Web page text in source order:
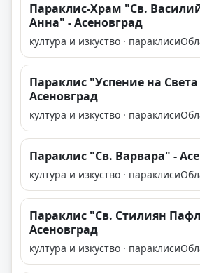
Параклис-Храм "Св.
Анна" - Асеновград
култура и изкуство · параклиси
Параклис "Успение на
Асеновград
култура и изкуство · параклиси
Параклис "Св. Варвара" -
култура и изкуство · параклиси
Параклис "Св. Стилиян
Асеновград
култура и изкуство · параклиси